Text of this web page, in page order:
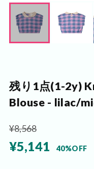
残り1点(1-2y)
Blouse - lilac/
¥8,568
¥5,141 40%OFF